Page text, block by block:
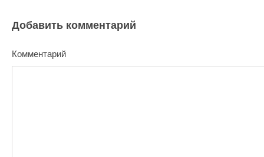
Добавить комментарий
Комментарий